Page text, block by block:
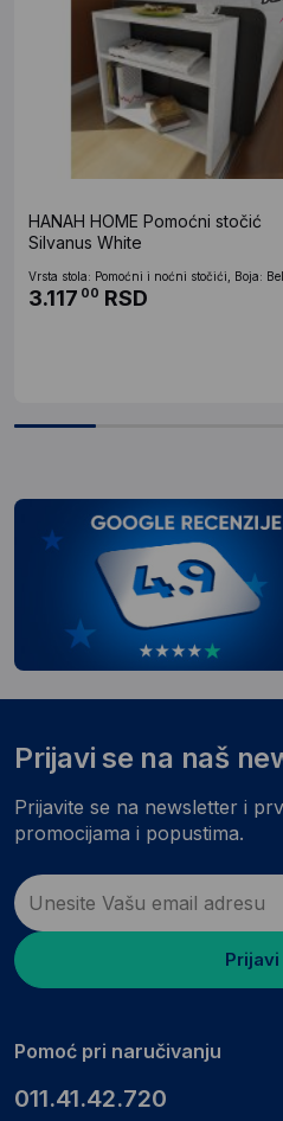
HANAH HOME Pomoćni stočić
Silvanus White
Vrsta stola: Pomoćni i noćni stočići, Boja:
3.117 00 RSD
Prijavi se na naš
Prijavite se na newsletter i
promocijama i popustima.
Pomoć pri naručivanju
011.41.42.720